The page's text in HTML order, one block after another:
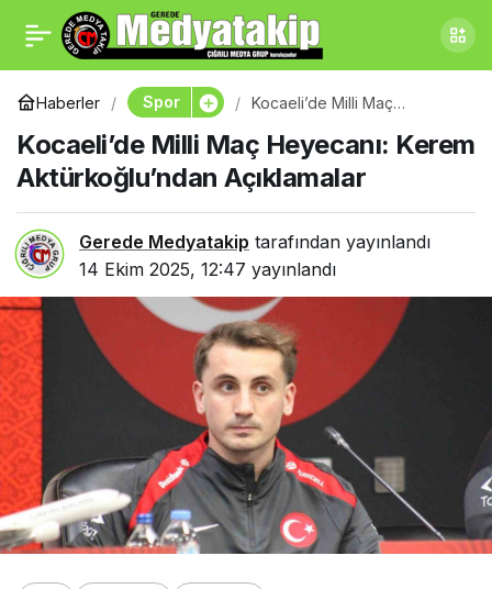
Haberler Spor
Kocaeli’de Milli Maç
Aktürkoğlu’ndan Açıklamalar
Kocaeli’de Milli Maç Heyecanı: Kerem
Aktürkoğlu’ndan Açıklamalar
Gerede Medyatakip tarafından yayınlandı
14 Ekim 2025, 12:47 yayınlandı
Kocaelispor’dan 3 Puan
Hedefi: Tayfur Bingöl
İddialı Konuştu
Paylaş